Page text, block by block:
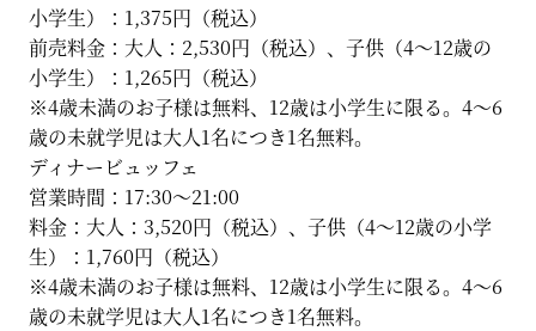
小学生）：1,375円（税込）
前売料金：大人：2,530円（税込）、子供（4～12歳の
小学生）：1,265円（税込）
※4歳未満のお子様は無料、12歳は小学生に限る。4～6
歳の未就学児は大人1名につき1名無料。
ディナービュッフェ
営業時間：17:30～21:00
料金：大人：3,520円（税込）、子供（4～12歳の小学
生）：1,760円（税込）
※4歳未満のお子様は無料、12歳は小学生に限る。4～6
歳の未就学児は大人1名につき1名無料。